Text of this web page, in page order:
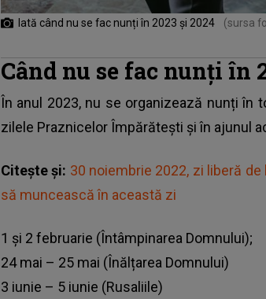
Iată când nu se fac nunți în 2023 și 2024 (sursa
Când nu se fac nunți în
În anul 2023, nu se organizează nunți în
zilele Praznicelor Împărătești și în ajunul
Citește și: 30 noiembrie 2022, zi liberă
să muncească în această zi
1 și 2 februarie (Întâmpinarea Domnului);
24 mai – 25 mai (Înălțarea Domnului)
3 iunie – 5 iunie (Rusaliile)